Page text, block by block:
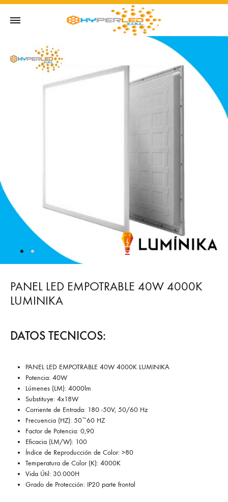
PANEL LED EMPOTRABLE 40W 4000K
LUMINIKA
DATOS TECNICOS:
PANEL LED EMPOTRABLE 40W 4000K LUMINIKA
Potencia: 40W
Lúmenes (LM): 4000lm
Substituye: 4x18W
Corriente de Entrada: 180 -50V, 50/60 Hz
Frecuencia (HZ): 50~60 HZ
Factor de Potencia: 0,90
Eficacia (LM/W): 100
Índice de Reproducción de Color: >80
Temperatura de Color (K): 4000K
Vida Útil: 30.000H
Grado de Protección: IP20 parte frontal